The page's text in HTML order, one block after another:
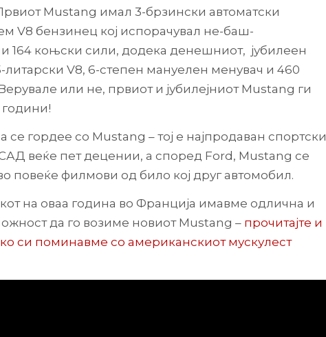
Mustang имал 3-брзински автоматски
V8 бензинец кој испорачувал не-баш-
164 коњски сили, додека денешниот, јубилеен
V8, 6-степен мануелен менувач и 460
или не, првиот и јубилејниот Mustang ги
години!
се гордее со Mustang – тој е најпродаван спортски
веќе пет децении, а според Ford, Mustang се
повеќе филмови од било кој друг автомобил.
на оваа година во Франција имавме одлична и
да го возиме новиот Mustang – прочитајте и
си поминавме со американскиот мускулест